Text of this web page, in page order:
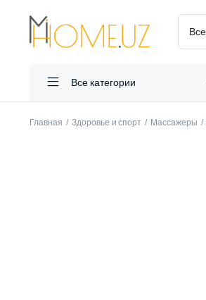
Все категории
Главная Здоровье и спорт Массажеры